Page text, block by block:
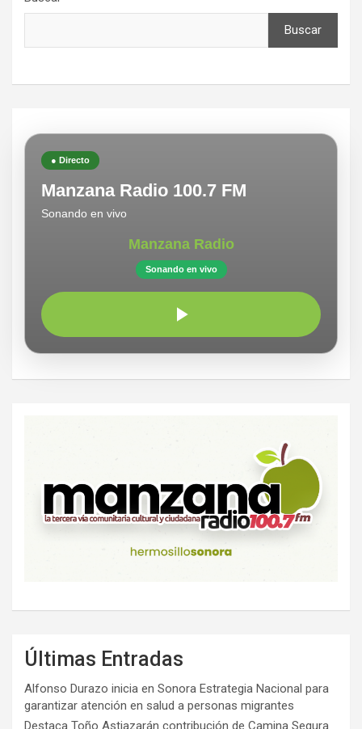
Buscar
● Directo
Manzana Radio 100.7 FM
Sonando en vivo
Manzana Radio
Sonando en vivo
Últimas Entradas
Alfonso Durazo inicia en Sonora Estrategia Nacional para
garantizar atención en salud a personas migrantes
Destaca Toño Astiazarán contribución de Camina Segura